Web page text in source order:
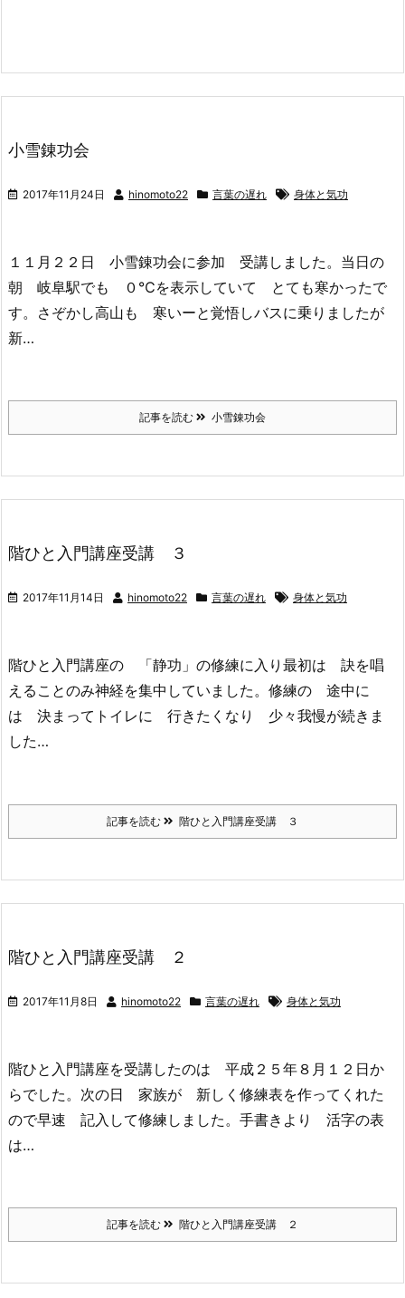
小雪錬功会
2017年11月24日 hinomoto22 言葉の遅れ 身体と気功
１１月２２日 小雪錬功会に参加 受講しました。当日の
朝 岐阜駅でも ０℃を表示していて とても寒かったで
す。さぞかし高山も 寒いーと覚悟しバスに乗りましたが
新…
記事を読む 小雪錬功会
階ひと入門講座受講 ３
2017年11月14日 hinomoto22 言葉の遅れ 身体と気功
階ひと入門講座の 「静功」の修練に入り最初は 訣を唱
えることのみ神経を集中していました。修練の 途中に
は 決まってトイレに 行きたくなり 少々我慢が続きま
した…
記事を読む 階ひと入門講座受講 ３
階ひと入門講座受講 ２
2017年11月8日 hinomoto22 言葉の遅れ 身体と気功
階ひと入門講座を受講したのは 平成２５年８月１２日か
らでした。次の日 家族が 新しく修練表を作ってくれた
ので早速 記入して修練しました。手書きより 活字の表
は…
記事を読む 階ひと入門講座受講 ２